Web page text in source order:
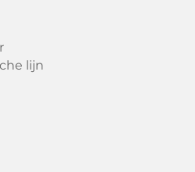
rijst-/instant-
een complete industriële
lijn